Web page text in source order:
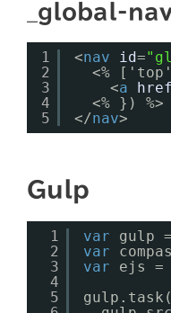
_global-
1
2
3
4
5
<nav id=
<%
<a href
<% }) %>
</nav>
Gulp
1
2
3
4
5
var gulp
var
var
ejs =
gulp.task(